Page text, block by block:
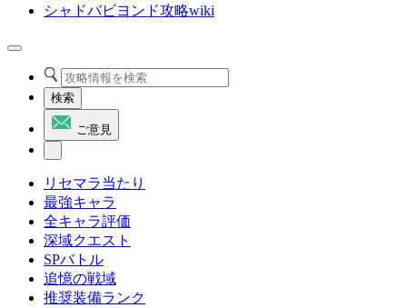
シャドバビヨンド攻略wiki
検索
ご意見
リセマラ当たり
最強キャラ
全キャラ評価
深域クエスト
SPバトル
追憶の戦域
推奨装備ランク